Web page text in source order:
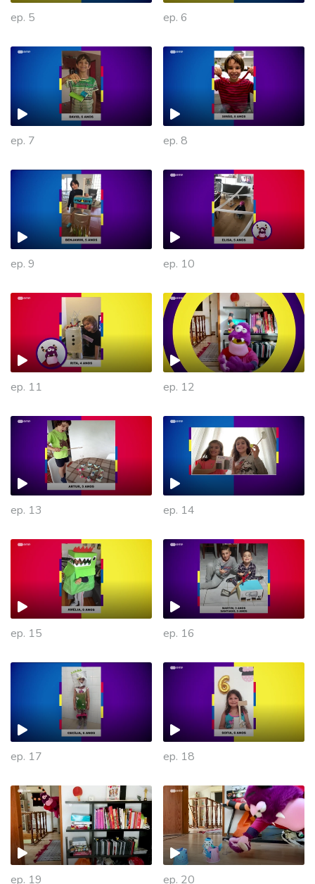
ep. 5 ep. 6
ep. 7 ep. 8
ep. 9 ep. 10
ep. 11 ep. 12
475870
ep. 13 ep. 14
ep. 15 ep. 16
ep. 17 ep. 18
ep. 19 ep. 20
477829